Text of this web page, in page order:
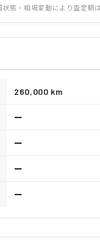
態・相場変動により査定額
260,000 km
ー
ー
ー
ー